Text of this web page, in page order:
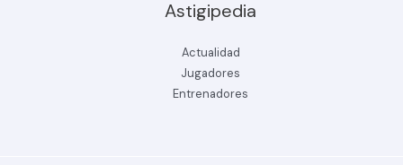
Astigipedia
Actualidad
Jugadores
Entrenadores